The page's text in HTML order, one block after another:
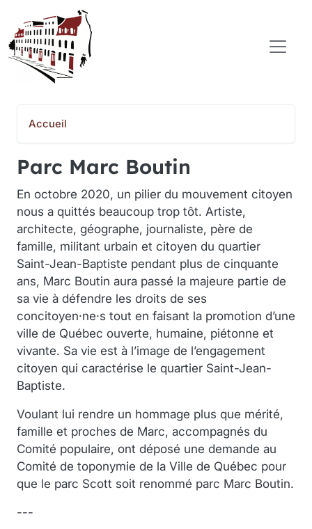
Aller au contenu principal
COMITÉ POPULAIRE SAINT-JEAN-BAPTISTE
Accueil
Parc Marc Boutin
En octobre 2020, un pilier du mouvement citoyen
nous a quittés beaucoup trop tôt. Artiste,
architecte, géographe, journaliste, père de
famille, militant urbain et citoyen du quartier
Saint-Jean-Baptiste pendant plus de cinquante
ans, Marc Boutin aura passé la majeure partie de
sa vie à défendre les droits de ses
concitoyen·ne·s tout en faisant la promotion d’une
ville de Québec ouverte, humaine, piétonne et
vivante. Sa vie est à l’image de l’engagement
citoyen qui caractérise le quartier Saint-Jean-
Baptiste.
Voulant lui rendre un hommage plus que mérité,
famille et proches de Marc, accompagnés du
Comité populaire, ont déposé une demande au
Comité de toponymie de la Ville de Québec pour
que le parc Scott soit renommé parc Marc Boutin.
---